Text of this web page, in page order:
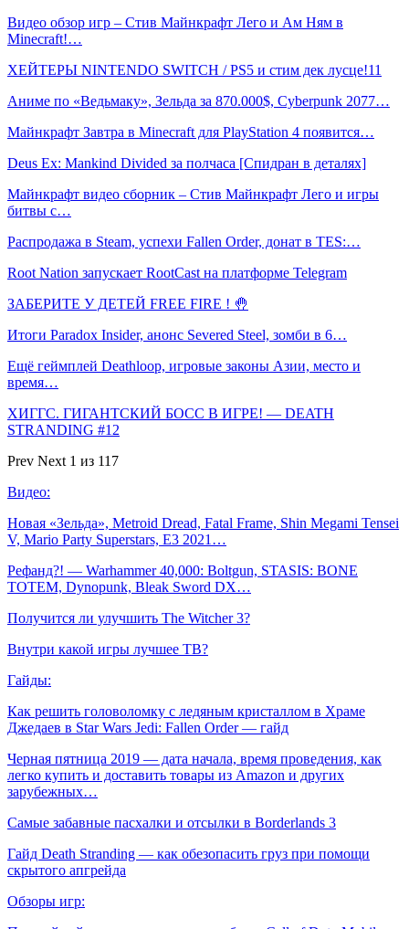
Видео обзор игр – Стив Майнкрафт Лего и Ам Ням в
Minecraft!…
ХЕЙТЕРЫ NINTENDO SWITCH / PS5 и стим дек лусце!11
Аниме по «Ведьмаку», Зельда за 870.000$, Cyberpunk 2077…
Майнкрафт Завтра в Minecraft для PlayStation 4 появится…
Deus Ex: Mankind Divided за полчаса [Спидран в деталях]
Майнкрафт видео сборник – Стив Майнкрафт Лего и игры
битвы с…
Распродажа в Steam, успехи Fallen Order, донат в TES:…
Root Nation запускает RootCast на платформе Telegram
ЗАБЕРИТЕ У ДЕТЕЙ FREE FIRE ! 🤚
Итоги Paradox Insider, анонс Severed Steel, зомби в 6…
Ещё геймплей Deathloop, игровые законы Азии, место и
время…
ХИГГС. ГИГАНТСКИЙ БОСС В ИГРЕ! — DEATH
STRANDING #12
Prev Next 1 из 117
Видео:
Новая «Зельда», Metroid Dread, Fatal Frame, Shin Megami Tensei
V, Mario Party Superstars, Е3 2021…
Рефанд?! — Warhammer 40,000: Boltgun, STASIS: BONE
TOTEM, Dynopunk, Bleak Sword DX…
Получится ли улучшить The Witcher 3?
Внутри какой игры лучшее ТВ?
Гайды:
Как решить головоломку с ледяным кристаллом в Храме
Джедаев в Star Wars Jedi: Fallen Order — гайд
Черная пятница 2019 — дата начала, время проведения, как
легко купить и доставить товары из Amazon и других
зарубежных…
Самые забавные пасхалки и отсылки в Borderlands 3
Гайд Death Stranding — как обезопасить груз при помощи
скрытого апгрейда
Обзоры игр: